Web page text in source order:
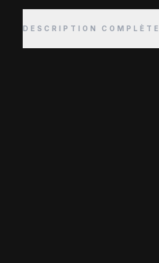
DESCRIPTION COMPLÈTE